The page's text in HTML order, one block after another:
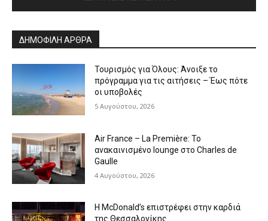
ΔΗΜΟΦΙΛΗ ΑΡΘΡΑ
Τουρισμός για Όλους: Άνοιξε το
πρόγραμμα για τις αιτήσεις – Έως πότε
οι υποβολές
5 Αυγούστου, 2026
Air France – La Première: Το
ανακαινισμένο lounge στο Charles de
Gaulle
4 Αυγούστου, 2026
Η McDonald’s επιστρέφει στην καρδιά
της Θεσσαλονίκης